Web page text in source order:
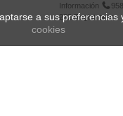
Información
222 Registrarse
a sus
cookies